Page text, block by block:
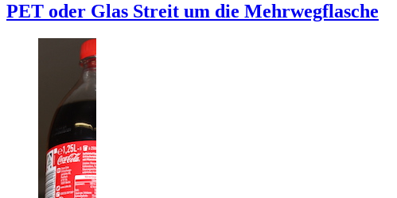
PET oder Glas Streit um die Mehrwegflasche